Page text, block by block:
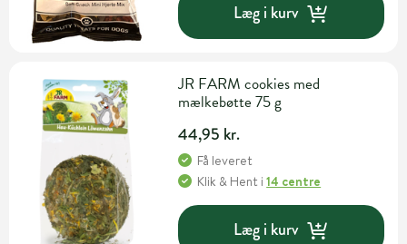
Læg i kurv
JR FARM cookies med
mælkebøtte 75 g
44,95 kr.
Få leveret
Klik & Hent i14 centre
Læg i kurv